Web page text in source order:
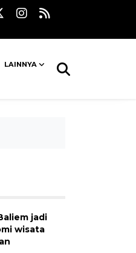
LAINNYA
jadi
wisata